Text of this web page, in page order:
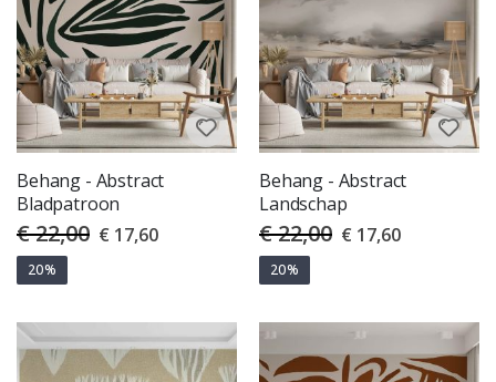
Behang - Abstract
Bladpatroon
€ 22,00 Special
Price
€ 17,60
20%
Behang - Abstract
Landschap
€ 22,00 Special
Price
€ 17,60
20%